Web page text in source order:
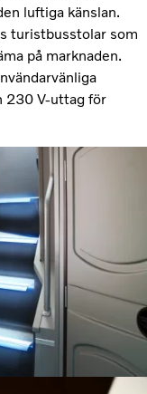
luftiga känslan.
turistbusstolar som
på marknaden.
230 V-uttag för